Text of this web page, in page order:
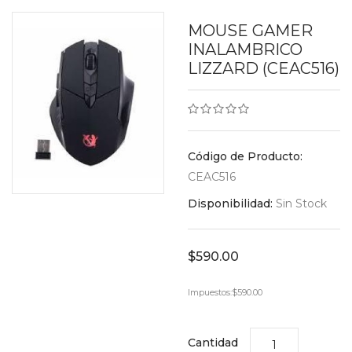
MOUSE GAMER
INALAMBRICO
LIZZARD (CEAC516)
Código de Producto:
CEAC516
Disponibilidad: Sin Stock
$590.00
Impuestos:$590.00
Cantidad